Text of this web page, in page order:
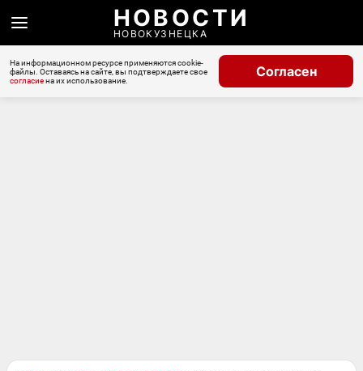
НОВОСТИ
НОВОКУЗНЕЦКА
На информационном ресурсе применяются cookie-
файлы. Оставаясь на сайте, вы подтверждаете свое
согласиена их использование.
Согласен